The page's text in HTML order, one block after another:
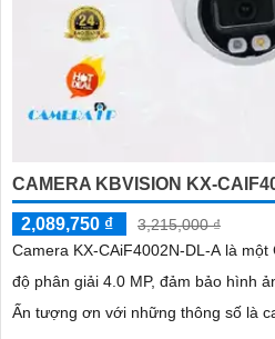
CAMERA KBVISION KX-
2,089,750 ₫
3,215,000 ₫
Camera KX-CAiF4002N-DL-A là
độ phân giải 4.0 MP, đảm bảo hình
Ấn tượng ơn với những thông số là